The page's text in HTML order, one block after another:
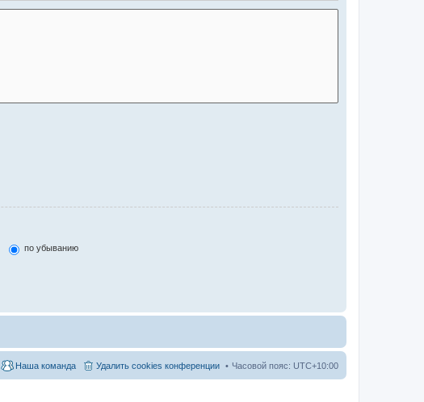
по убыванию
Часовой пояс: UTC+10:00
Удалить cookies конференции
Наша команда